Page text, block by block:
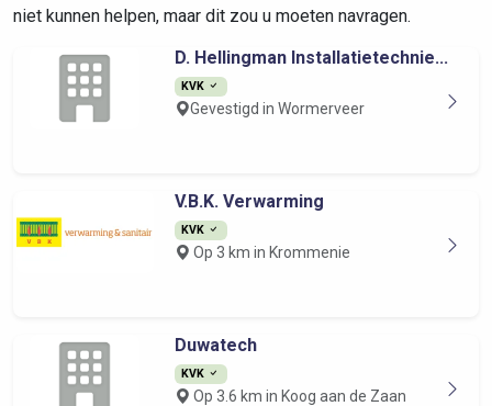
niet kunnen helpen, maar dit zou u moeten navragen.
D. Hellingman Installatietechnie...
KVK
Gevestigd in Wormerveer
V.B.K. Verwarming
KVK
Op 3 km in Krommenie
Duwatech
KVK
Op 3.6 km in Koog aan de Zaan